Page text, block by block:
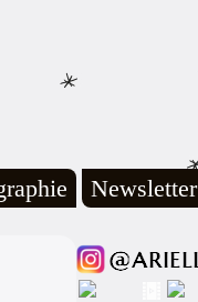
Newsletter